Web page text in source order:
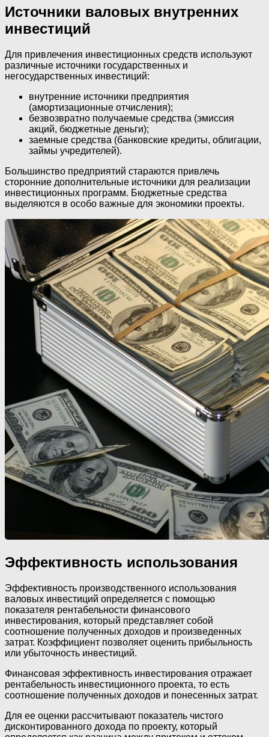
Источники валовых внутренних
инвестиций
Для привлечения инвестиционных средств используют
различные источники государственных и
негосударственных инвестиций:
внутренние источники предприятия
(амортизационные отчисления);
безвозвратно получаемые средства (эмиссия
акций, бюджетные деньги);
заемные средства (банковские кредиты, облигации,
займы учредителей).
Большинство предприятий стараются привлечь
сторонние дополнительные источники для реализации
инвестиционных программ. Бюджетные средства
выделяются в особо важные для экономики проекты.
Эффективность использования
Эффективность производственного использования
валовых инвестиций определяется с помощью
показателя рентабельности финансового
инвестирования, который представляет собой
соотношение полученных доходов и произведенных
затрат. Коэффициент позволяет оценить прибыльность
или убыточность инвестиций.
Финансовая эффективность инвестирования отражает
рентабельность инвестиционного проекта, то есть
соотношение полученных доходов и понесенных затрат.
Для ее оценки рассчитывают показатель чистого
дисконтированного дохода по проекту, который